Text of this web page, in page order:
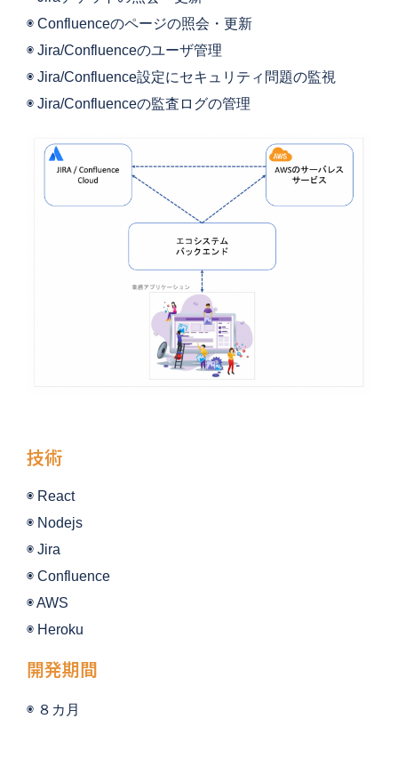
◉ Confluenceのページの照会・更新
◉ Jira/Confluenceのユーザ管理
◉ Jira/Confluence設定にセキュリティ問題の監視
◉ Jira/Confluenceの監査ログの管理
技術
◉ React
◉ Nodejs
◉ Jira
◉ Confluence
◉ AWS
◉ Heroku
開発期間
◉ ８ カ月